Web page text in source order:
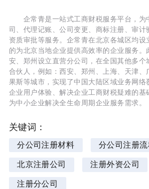
企常青是一站式工商财税服务平台，为
司、代理记账、公司变更、商标注册、审计
资质审批等服务。企常青在北京各城区均设
的为北京当地企业提供高效率的企业服务。
安、郑州设立直营分公司，在全国其他多个
合伙人，例如：西安、郑州、上海、天津、
果斯等城市，实现了中国大陆区域业务网络
企业用户体验、解决企业工商财税疑难的基
为中小企业解决全生命周期企业服务需求。
关键词：
分公司注册材料 分公司注册流
北京注册公司 注册外资公司
注册分公司